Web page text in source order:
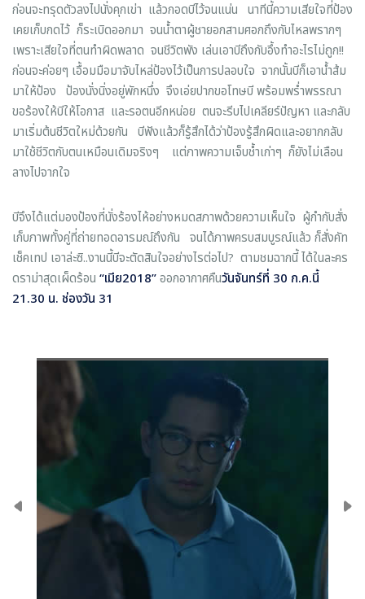
ก่อนจะทรุดตัวลงไปนั่งคุกเข่า แล้วกอดบีไว้จนแน่น นาทีนี้ความเสียใจที่ป้อง
เคยเก็บกดไว้ ก็ระเบิดออกมา จนน้ำตาผู้ชายอกสามศอกถึงกับไหลพรากๆ
เพราะเสียใจที่ตนทำผิดพลาด จนชีวิตพัง เล่นเอาบีถึงกับอึ้งทำอะไรไม่ถูก!!
ก่อนจะค่อยๆ เอื้อมมือมาจับไหล่ป้องไว้เป็นการปลอบใจ จากนั้นบีก็เอาน้ำส้ม
มาให้ป้อง ป้องนั่งนิ่งอยู่พักหนึ่ง จึงเอ่ยปากขอโทษบี พร้อมพร่ำพรรณา
ขอร้องให้บีให้โอกาส และรอตนอีกหน่อย ตนจะรีบไปเคลียร์ปัญหา และกลับ
มาเริ่มต้นชีวิตใหม่ด้วยกัน บีฟังแล้วก็รู้สึกได้ว่าป้องรู้สึกผิดและอยากกลับ
มาใช้ชีวิตกับตนเหมือนเดิมจริงๆ แต่ภาพความเจ็บช้ำเก่าๆ ก็ยังไม่เลือน
ลางไปจากใจ
บีจึงได้แต่มองป้องที่นั่งร้องไห้อย่างหมดสภาพด้วยความเห็นใจ ผู้กำกับสั่ง
เก็บภาพทั้งคู่ที่ถ่ายทอดอารมณ์ถึงกัน จนได้ภาพครบสมบูรณ์แล้ว ก็สั่งคัท
เช็คเทป เอาล่ะซิ..งานนี้บีจะตัดสินใจอย่างไรต่อไป? ตามชมฉากนี้ ได้ในละคร
ดราม่าสุดเผ็ดร้อน “เมีย2018”ออกอากาศคืนวันจันทร์ที่ 30 ก.ค.นี้
21.30 น. ช่องวัน 31